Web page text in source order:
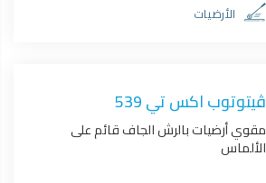
الأرضيات
ڤيتوتوب اكس تي 539
مقوي أرضيات بالرش الجاف قائم على
الألماس